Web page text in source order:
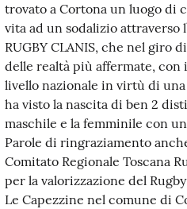
trovato a Cortona un luogo di
vita ad un sodalizio attraverso
RUGBY CLANIS, che nel giro
delle realtà più affermate,
livello nazionale in virtù di
ha visto la nascita di ben 2
maschile e la femminile con
Parole di ringraziamento
Comitato Regionale Toscana
per la valorizzazione del
Le Capezzine nel comune di